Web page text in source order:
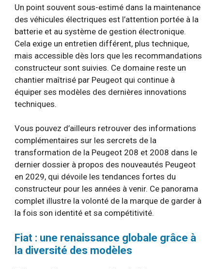
Un point souvent sous-estimé dans la maintenance
des véhicules électriques est l’attention portée à la
batterie et au système de gestion électronique.
Cela exige un entretien différent, plus technique,
mais accessible dès lors que les recommandations
constructeur sont suivies. Ce domaine reste un
chantier maîtrisé par Peugeot qui continue à
équiper ses modèles des dernières innovations
techniques.
Vous pouvez d’ailleurs retrouver des informations
complémentaires sur les sercrets de la
transformation de la Peugeot 208 et 2008 dans le
dernier dossier à propos des nouveautés Peugeot
en 2029, qui dévoile les tendances fortes du
constructeur pour les années à venir. Ce panorama
complet illustre la volonté de la marque de garder à
la fois son identité et sa compétitivité.
Fiat : une renaissance globale grâce à
la diversité des modèles